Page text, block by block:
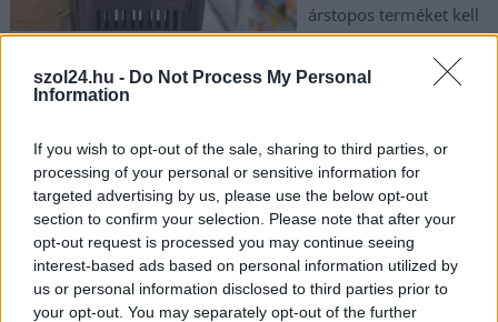
szol24.hu - Do Not Process My Personal
Information
If you wish to opt-out of the sale, sharing to third parties, or
processing of your personal or sensitive information for
targeted advertising by us, please use the below opt-out
section to confirm your selection. Please note that after your
opt-out request is processed you may continue seeing
interest-based ads based on personal information utilized by
us or personal information disclosed to third parties prior to
your opt-out. You may separately opt-out of the further
árstopos terméket kell
tartaniuk a boltoknak.
A Nemzeti Kereskedelmi Szövetség elmondta: szerinte nem
egyértelmű a rendelet, és ezért egyelőre nem duplázták meg a
azt mondta, hatósági árak nélkül 30 százalékkal többet
költenének élelmiszerre a legszegényebbek. A GKI szerint a
miniszter téved. Az RTL Híradó riportja:
TOVÁBB OLVASOM
Magyarország , , hiány